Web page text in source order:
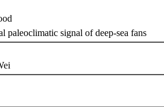
paleoclimatic signal of deep-sea fans